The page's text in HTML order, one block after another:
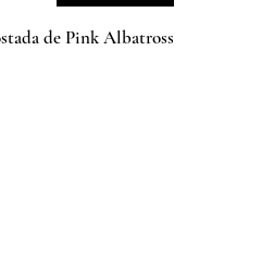
de Pink Albatross